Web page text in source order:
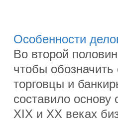
Особенности
Во второй
чтобы
торговцы и
составило основу
XIX и XX веках